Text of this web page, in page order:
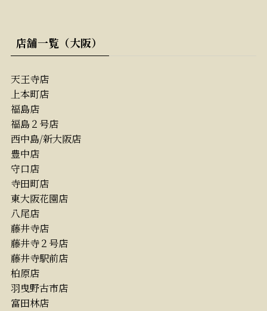
店舗一覧（大阪）
天王寺店
上本町店
福島店
福島２号店
西中島/新大阪店
豊中店
守口店
寺田町店
東大阪花園店
八尾店
藤井寺店
藤井寺２号店
藤井寺駅前店
柏原店
羽曳野古市店
富田林店